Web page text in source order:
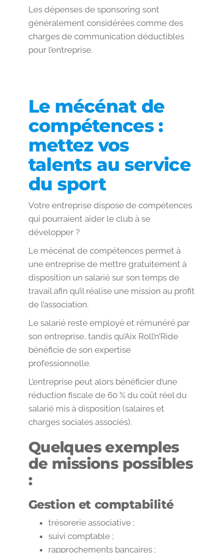
Les dépenses de sponsoring sont
généralement considérées comme des
charges de communication déductibles
pour l’entreprise.
Le mécénat de
compétences :
mettez vos
talents au service
du sport
Votre entreprise dispose de compétences
qui pourraient aider le club à se
développer ?
Le mécénat de compétences permet à
une entreprise de mettre gratuitement à
disposition un salarié sur son temps de
travail afin qu’il réalise une mission au profit
de l’association.
Le salarié reste employé et rémunéré par
son entreprise, tandis qu’Aix Roll’n’Ride
bénéficie de son expertise
professionnelle.
L’entreprise peut alors bénéficier d’une
réduction fiscale de 60 % du coût réel du
salarié mis à disposition (salaires et
charges sociales associés).
Quelques exemples
de missions possibles
:
Gestion et comptabilité
trésorerie associative ;
suivi comptable ;
rapprochements bancaires ;